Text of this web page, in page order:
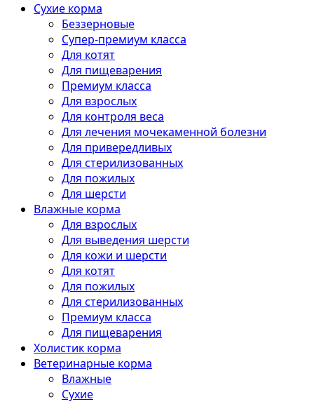
Сухие корма
Беззерновые
Супер-премиум класса
Для котят
Для пищеварения
Премиум класса
Для взрослых
Для контроля веса
Для лечения мочекаменной болезни
Для привередливых
Для стерилизованных
Для пожилых
Для шерсти
Влажные корма
Для взрослых
Для выведения шерсти
Для кожи и шерсти
Для котят
Для пожилых
Для стерилизованных
Премиум класса
Для пищеварения
Холистик корма
Ветеринарные корма
Влажные
Сухие